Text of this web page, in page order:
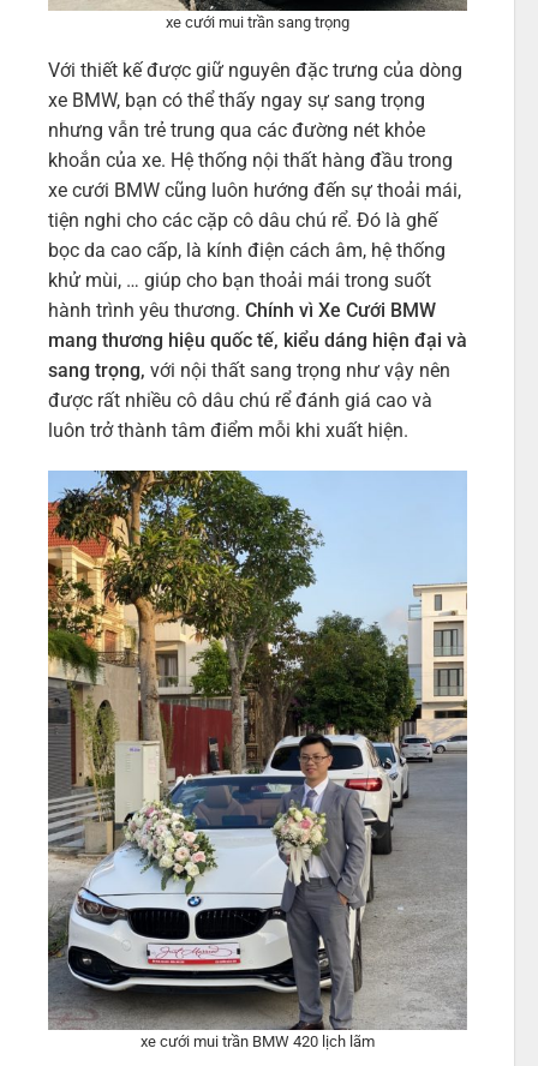
xe cưới mui trần sang trọng
Với thiết kế được giữ nguyên đặc trưng của dòng
xe BMW, bạn có thể thấy ngay sự sang trọng
nhưng vẫn trẻ trung qua các đường nét khỏe
khoắn của xe. Hệ thống nội thất hàng đầu trong
xe cưới BMW cũng luôn hướng đến sự thoải mái,
tiện nghi cho các cặp cô dâu chú rể. Đó là ghế
bọc da cao cấp, là kính điện cách âm, hệ thống
khử mùi, … giúp cho bạn thoải mái trong suốt
hành trình yêu thương. Chính vì Xe Cưới BMW
mang thương hiệu quốc tế, kiểu dáng hiện đại và
sang trọng, với nội thất sang trọng như vậy nên
được rất nhiều cô dâu chú rể đánh giá cao và
luôn trở thành tâm điểm mỗi khi xuất hiện.
xe cưới mui trần BMW 420 lịch lãm